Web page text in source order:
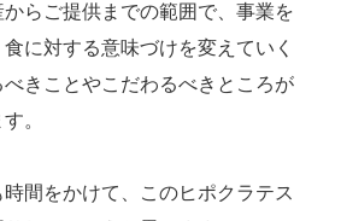
らご提供までの範囲で、事業を
に対する意味づけを変えていく
きことやこだわるべきところが
。
間をかけて、このヒポクラテス